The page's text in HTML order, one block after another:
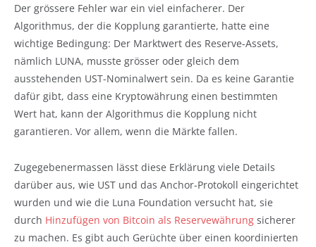
Der grössere Fehler war ein viel einfacherer. Der
Algorithmus, der die Kopplung garantierte, hatte eine
wichtige Bedingung: Der Marktwert des Reserve-Assets,
nämlich LUNA, musste grösser oder gleich dem
ausstehenden UST-Nominalwert sein. Da es keine Garantie
dafür gibt, dass eine Kryptowährung einen bestimmten
Wert hat, kann der Algorithmus die Kopplung nicht
garantieren. Vor allem, wenn die Märkte fallen.
Zugegebenermassen lässt diese Erklärung viele Details
darüber aus, wie UST und das Anchor-Protokoll eingerichtet
wurden und wie die Luna Foundation versucht hat, sie
durch Hinzufügen von Bitcoin als Reservewährung sicherer
zu machen. Es gibt auch Gerüchte über einen koordinierten